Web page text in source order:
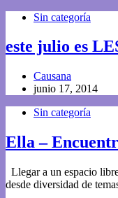
Sin categoría
este julio es
Causana
junio 17, 2014
Sin categoría
Ella –
Llegar a un espacio
desde diversidad de